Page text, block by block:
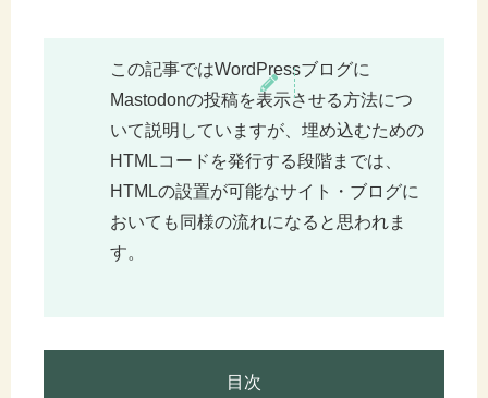
この記事ではWordPressブログに
Mastodonの投稿を表示させる方法につ
いて説明していますが、埋め込むための
HTMLコードを発行する段階までは、
HTMLの設置が可能なサイト・ブログに
おいても同様の流れになると思われま
す。
目次